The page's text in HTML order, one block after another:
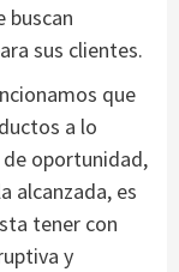
buscan
sus clientes.
que
a lo
oportunidad,
alcanzada, es
tener con
y